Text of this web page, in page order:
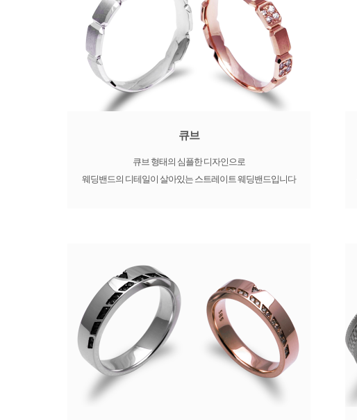
큐브
큐브 형태의 심플한 디자인으로
웨딩밴드의 디테일이 살아있는 스트레이트 웨딩밴드입니다